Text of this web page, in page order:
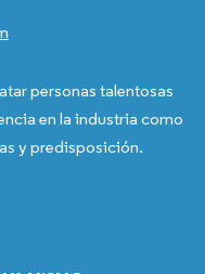
personas talentosas
en la industria como
y predisposición.